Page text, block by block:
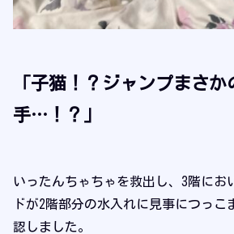
「子猫！？ジャンプまさか
手…！？」
いったんちゃちゃを救出し、3階にお
ドが2階部分の水入れに見事につっこ
認しました。